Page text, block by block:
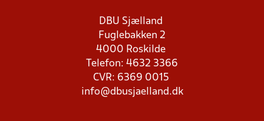
DBU Sjælland
Fuglebakken 2
4000 Roskilde
Telefon: 4632 3366
CVR: 6369 0015
info@dbusjaelland.dk